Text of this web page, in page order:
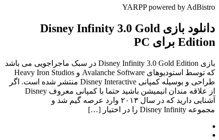
YARPP powered by AdBistro
دانلود بازی Disney Infinity 3.0 Gold
Edition برای PC
بازی Disney Infinity 3.0 Gold Edition در سبک ماجراجویی می باشد
که توسط استودیوهای Avalanche Software و Heavy Iron Studios
طراحی و بوسیله کمپانی Disney Interactive منتشر شده است. اگر
از علاقه مندان انیمیشن باشید حتما با کمپانی معروف Disney
آشنایی دارید که در سال ۲۰۱۳ وارد عرصه گیم شد و
مجموعه Disney Infinity را در اختیار […]